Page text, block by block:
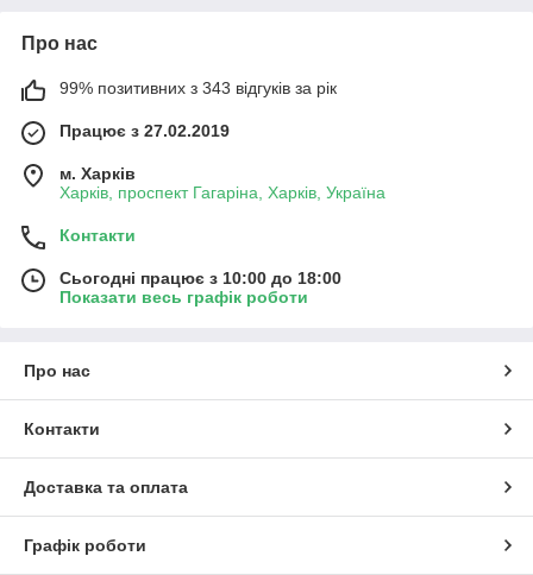
Про нас
99% позитивних з 343 відгуків за рік
Працює з 27.02.2019
м. Харків
Харків, проспект Гагаріна, Харків, Україна
Контакти
Сьогодні працює з 10:00 до 18:00
Показати весь графік роботи
Про нас
Контакти
Доставка та оплата
Графік роботи